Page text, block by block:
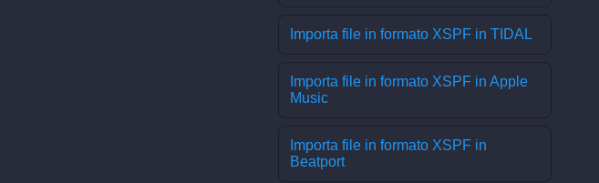
Importa file in formato XSPF in TIDAL
Importa file in formato XSPF in Apple
Music
Importa file in formato XSPF in
Beatport